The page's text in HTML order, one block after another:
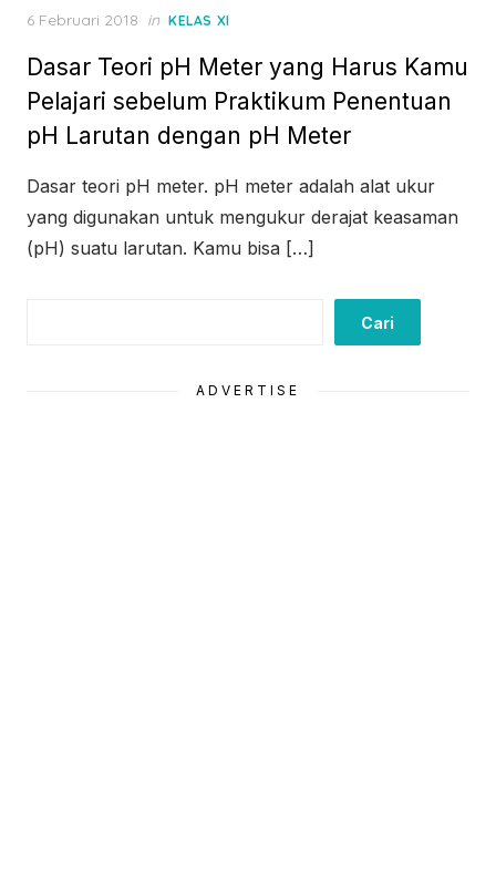
Posted
6 Februari 2018 in KELAS XI
Dasar Teori pH Meter yang Harus Kamu
Pelajari sebelum Praktikum Penentuan
pH Larutan dengan pH Meter
Dasar teori pH meter. pH meter adalah alat ukur
yang digunakan untuk mengukur derajat keasaman
(pH) suatu larutan. Kamu bisa […]
Cari
ADVERTISE